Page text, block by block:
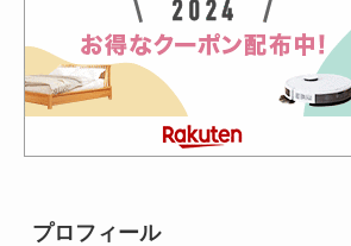
プロフィール